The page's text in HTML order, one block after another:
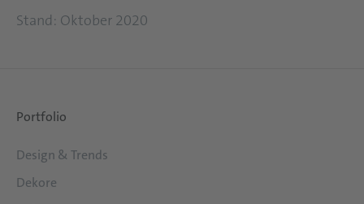
Stand: Oktober 2020
Portfolio
Design & Trends
Dekore